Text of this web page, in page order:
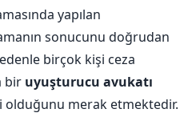
yapılan
sonucunu doğrudan
birçok kişi ceza
bir uyuşturucu avukatı
merak etmektedir.